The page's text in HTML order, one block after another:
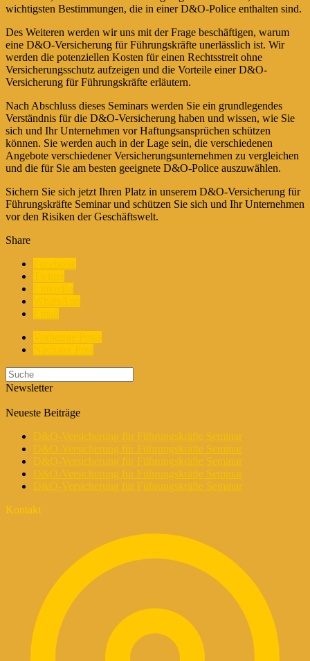
wichtigsten Bestimmungen, die in einer D&O-Police enthalten sind.
Des Weiteren werden wir uns mit der Frage beschäftigen, warum
eine D&O-Versicherung für Führungskräfte unerlässlich ist. Wir
werden die potenziellen Kosten für einen Rechtsstreit ohne
Versicherungsschutz aufzeigen und die Vorteile einer D&O-
Versicherung für Führungskräfte erläutern.
Nach Abschluss dieses Seminars werden Sie ein grundlegendes
Verständnis für die D&O-Versicherung haben und wissen, wie Sie
sich und Ihr Unternehmen vor Haftungsansprüchen schützen
können. Sie werden auch in der Lage sein, die verschiedenen
Angebote verschiedener Versicherungsunternehmen zu vergleichen
und die für Sie am besten geeignete D&O-Police auszuwählen.
Sichern Sie sich jetzt Ihren Platz in unserem D&O-Versicherung für
Führungskräfte Seminar und schützen Sie sich und Ihr Unternehmen
vor den Risiken der Geschäftswelt.
Share
Newsletter
Neueste Beiträge
D&O-Versicherung für Führungskräfte Seminar
D&O-Versicherung für Führungskräfte Seminar
D&O-Versicherung für Führungskräfte Seminar
D&O-Versicherung für Führungskräfte Seminar
D&O-Versicherung für Führungskräfte Seminar
Kontakt